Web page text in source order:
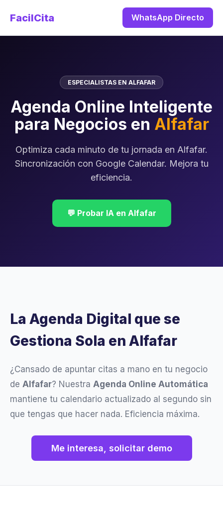
FacilCita WhatsApp Directo
ESPECIALISTAS EN ALFAFAR
Agenda Online Inteligente
para Negocios en Alfafar
Optimiza cada minuto de tu jornada en Alfafar.
Sincronización con Google Calendar. Mejora tu
eficiencia.
💬 Probar IA en Alfafar
La Agenda Digital que se
Gestiona Sola en Alfafar
¿Cansado de apuntar citas a mano en tu negocio
de Alfafar? Nuestra Agenda Online Automática
mantiene tu calendario actualizado al segundo sin
que tengas que hacer nada. Eficiencia máxima.
Me interesa, solicitar demo